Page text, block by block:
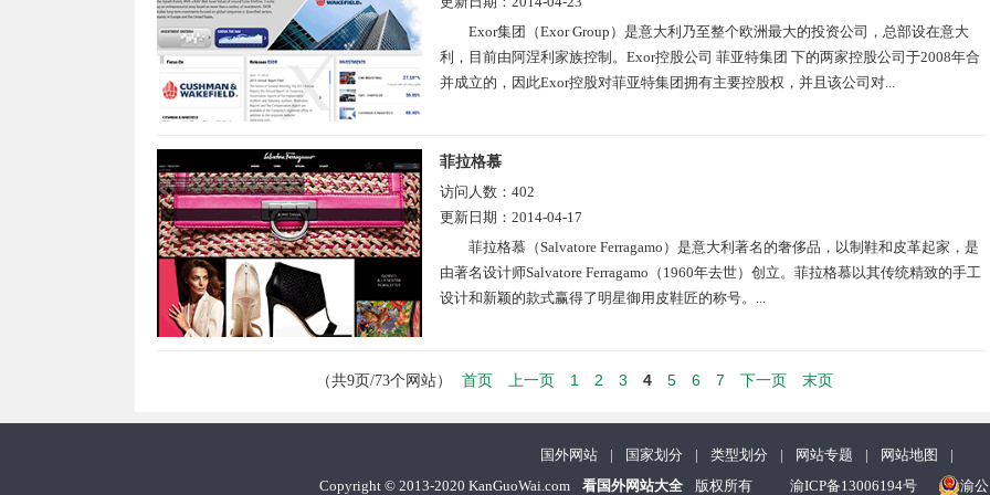
Exor集团（Exor Group）是意大利乃至整个欧洲最大的投资公司，总部设在意大
利，目前由阿涅利家族控制。Exor控股公司 菲亚特集团 下的两家控股公司于2008年合
并成立的，因此Exor控股对菲亚特集团拥有主要控股权，并且该公司对...
菲拉格慕
访问人数： 402
更新日期： 2014-04-17
菲拉格慕（Salvatore Ferragamo）是意大利著名的奢侈品，以制鞋和皮革起家，是
由著名设计师Salvatore Ferragamo（1960年去世）创立。菲拉格慕以其传统精致的手工
设计和新颖的款式赢得了明星御用皮鞋匠的称号。...
（共9页/73个网站） 首页 上一页 1 2 3 4 5 6 7 下一页 末页
国外网站 | 国家划分 | 类型划分 | 网站专题 | 网站地图
|
Copyright ©2013-2020 KanGuoWai.com 看国外网站大全 版权所有 渝ICP备13006194号 渝